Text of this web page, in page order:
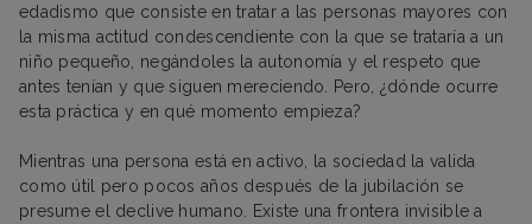
edadismo que consiste en tratar a las personas mayores con
la misma actitud condescendiente con la que se trataría a un
niño pequeño, negándoles la autonomía y el respeto que
antes tenían y que siguen mereciendo. Pero, ¿dónde ocurre
esta práctica y en qué momento empieza?
Mientras una persona está en activo, la sociedad la valida
como útil pero pocos años después de la jubilación se
presume el declive humano. Existe una frontera invisible a